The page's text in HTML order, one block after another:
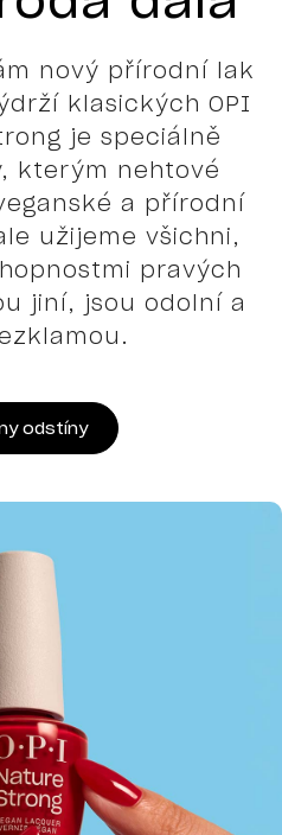
nový přírodní lak
klasických OPI
je speciálně
kterým nehtové
a přírodní
užijeme všichni,
pravých
jiní, jsou odolní a
odstíny